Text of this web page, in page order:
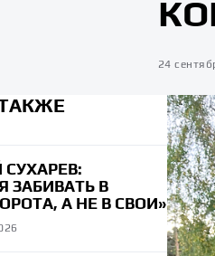
24
ЗАБИВАТЬ В
А НЕ В СВОИ»